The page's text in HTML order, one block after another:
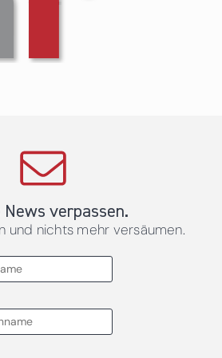
News verpassen.
und nichts mehr versäumen.